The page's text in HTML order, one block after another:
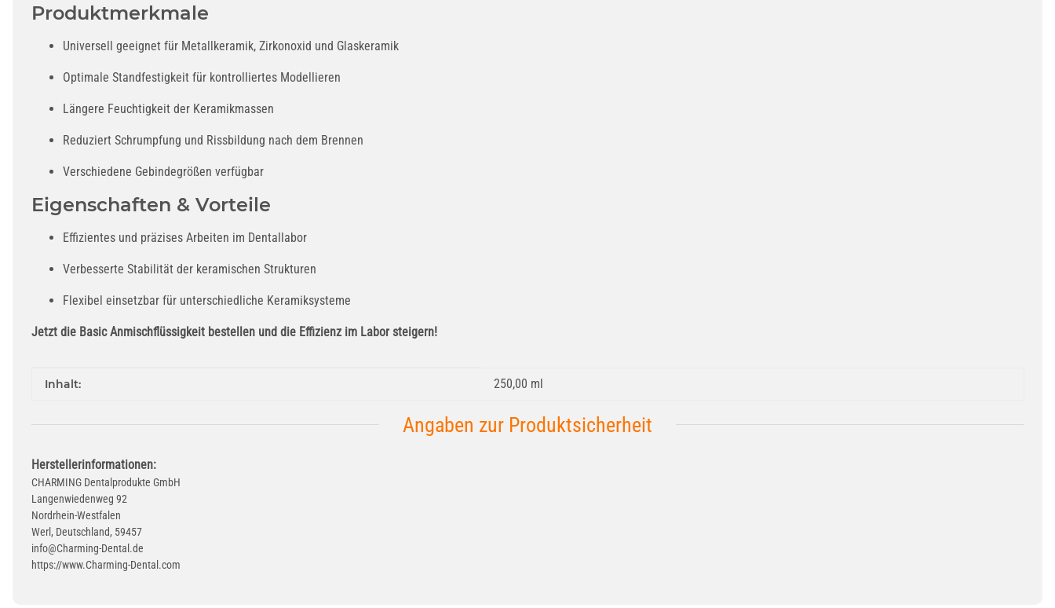
Produktmerkmale
Universell geeignet für Metallkeramik, Zirkonoxid und Glaskeramik
Optimale Standfestigkeit für kontrolliertes Modellieren
Längere Feuchtigkeit der Keramikmassen
Reduziert Schrumpfung und Rissbildung nach dem Brennen
Verschiedene Gebindegrößen verfügbar
Eigenschaften & Vorteile
Effizientes und präzises Arbeiten im Dentallabor
Verbesserte Stabilität der keramischen Strukturen
Flexibel einsetzbar für unterschiedliche Keramiksysteme
Jetzt die Basic Anmischflüssigkeit bestellen und die Effizienz im Labor steigern!
Produkteigenschaft
Wert
Inhalt: 250,00 ml
Angaben zur Produktsicherheit
Herstellerinformationen:
CHARMING Dentalprodukte GmbH
Langenwiedenweg 92
Nordrhein-Westfalen
Werl, Deutschland, 59457
info@Charming-Dental.de
https://www.Charming-Dental.com